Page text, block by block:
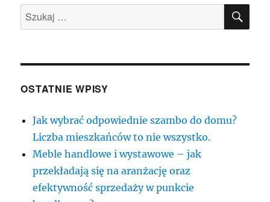
Szukaj:
OSTATNIE WPISY
Jak wybrać odpowiednie szambo do domu?
Liczba mieszkańców to nie wszystko.
Meble handlowe i wystawowe – jak
przekładają się na aranżację oraz
efektywność sprzedaży w punkcie